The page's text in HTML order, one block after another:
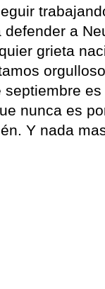
defender a
grieta
septiembre
nunca es
Y nada